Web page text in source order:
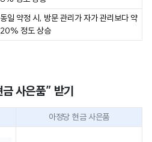
동일 약정 시, 방문 관리가 자가 관리보다 약
20% 정도 상승
사은품” 받기
아정당 현금 사은품